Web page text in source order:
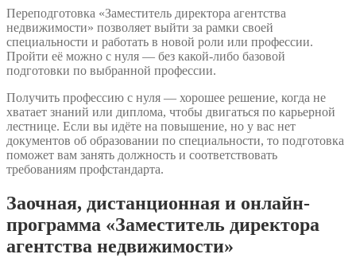
Переподготовка «Заместитель директора агентства
недвижимости» позволяет выйти за рамки своей
специальности и работать в новой роли или профессии.
Пройти её можно с нуля — без какой-либо базовой
подготовки по выбранной профессии.
Получить профессию с нуля — хорошее решение, когда не
хватает знаний или диплома, чтобы двигаться по карьерной
лестнице. Если вы идёте на повышение, но у вас нет
документов об образовании по специальности, то подготовка
поможет вам занять должность и соответствовать
требованиям профстандарта.
Заочная, дистанционная и онлайн-
программа «Заместитель директора
агентства недвижимости»